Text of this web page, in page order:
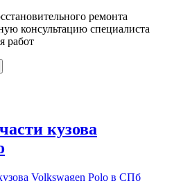
ремонта
консультацию специалиста
работ
кузова